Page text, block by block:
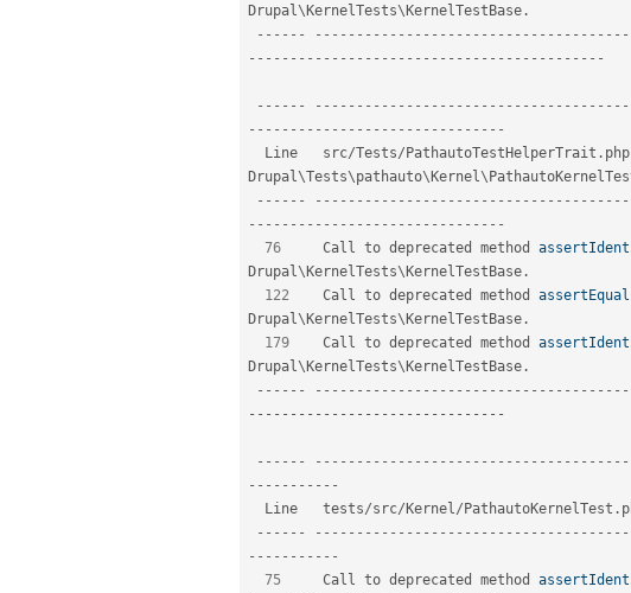
Drupal \KernelTests\KernelTestBase .
-- -- -- -- -- -- -- -- -- -- -- -- -- -- -- -- -- -- -- -- -- --
-- -- -- -- -- -- -- -- -- -- -- -- -- -- -- -- -- -- -- -- -- -
-- -- -- -- -- -- -- -- -- -- -- -- -- -- -- -- -- -- -- -- -- --
-- -- -- -- -- -- -- -- -- -- -- -- -- -- -- -
  Line   src
/Tests/PathautoTestHelperTrait . php
Drupal \Tests\pathauto\Kernel \
-- -- -- -- -- -- -- -- -- -- -- -- -- -- -- -- -- -- -- -- -- --
-- -- -- -- -- -- -- -- -- -- -- -- -- -- -- -
76
     Call to deprecated method
Drupal \KernelTests\KernelTestBase .
122
    Call to deprecated method
assertEqual
Drupal \KernelTests\KernelTestBase .
179
    Call to deprecated method
Drupal \KernelTests\KernelTestBase .
-- -- -- -- -- -- -- -- -- -- -- -- -- -- -- -- -- -- -- -- -- --
-- -- -- -- -- -- -- -- -- -- -- -- -- -- -- -
-- -- -- -- -- -- -- -- -- -- -- -- -- -- -- -- -- -- -- -- -- --
-- -- -- -- -- -
  Line   tests
/src/Kernel /PathautoKernelTest .
-- -- -- -- -- -- -- -- -- -- -- -- -- -- -- -- -- -- -- -- -- --
-- -- -- -- -- -
75
     Call to deprecated method